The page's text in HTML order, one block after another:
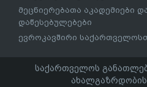
მეცნიერებათა აკადემიები
დაწესებულებები
ევროკავშირი
საქართველოს